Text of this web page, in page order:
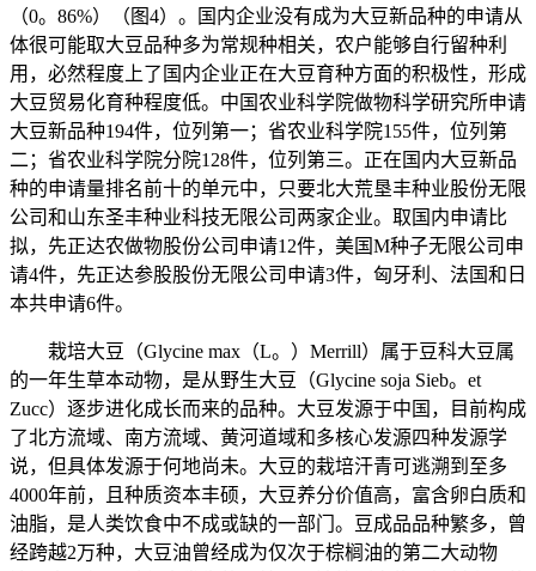
（0。86%）（图4）。国内企业没有成为大豆新品种的申请从
体很可能取大豆品种多为常规种相关，农户能够自行留种利
用，必然程度上了国内企业正在大豆育种方面的积极性，形成
大豆贸易化育种程度低。中国农业科学院做物科学研究所申请
大豆新品种194件，位列第一；省农业科学院155件，位列第
二；省农业科学院分院128件，位列第三。正在国内大豆新品
种的申请量排名前十的单元中，只要北大荒垦丰种业股份无限
公司和山东圣丰种业科技无限公司两家企业。取国内申请比
拟，先正达农做物股份公司申请12件，美国M种子无限公司申
请4件，先正达参股股份无限公司申请3件，匈牙利、法国和日
本共申请6件。
栽培大豆（Glycine max（L。）Merrill）属于豆科大豆属
的一年生草本动物，是从野生大豆（Glycine soja Sieb。et
Zucc）逐步进化成长而来的品种。大豆发源于中国，目前构成
了北方流域、南方流域、黄河道域和多核心发源四种发源学
说，但具体发源于何地尚未。大豆的栽培汗青可逃溯到至多
4000年前，且种质资本丰硕，大豆养分价值高，富含卵白质和
油脂，是人类饮食中不成或缺的一部门。豆成品品种繁多，曾
经跨越2万种，大豆油曾经成为仅次于棕榈油的第二大动物